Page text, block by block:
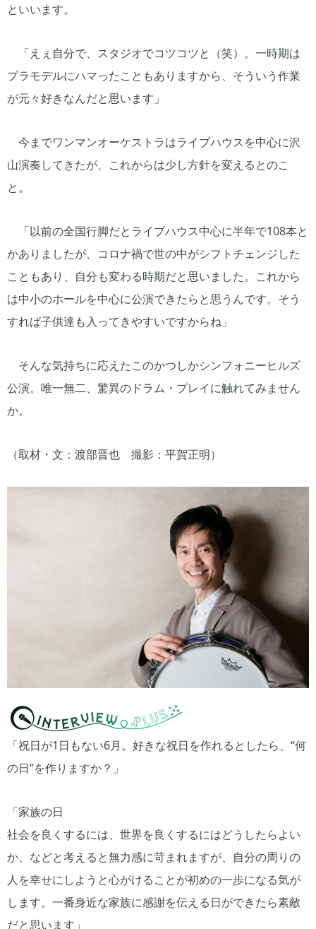
といいます。
「えぇ自分で、スタジオでコツコツと（笑）。一時期は
プラモデルにハマったこともありますから、そういう作業
が元々好きなんだと思います」
今までワンマンオーケストラはライブハウスを中心に沢
山演奏してきたが、これからは少し方針を変えるとのこ
と。
「以前の全国行脚だとライブハウス中心に半年で108本と
かありましたが、コロナ禍で世の中がシフトチェンジした
こともあり、自分も変わる時期だと思いました。これから
は中小のホールを中心に公演できたらと思うんです。そう
すれば子供達も入ってきやすいですからね」
そんな気持ちに応えたこのかつしかシンフォニーヒルズ
公演。唯一無二、驚異のドラム・プレイに触れてみません
か。
（取材・文：渡部晋也 撮影：平賀正明）
「祝日が1日もない6月。好きな祝日を作れるとしたら、“何
の日“を作りますか？」
「家族の日
社会を良くするには、世界を良くするにはどうしたらよい
か、などと考えると無力感に苛まれますが、自分の周りの
人を幸せにしようと心がけることが初めの一歩になる気が
します。一番身近な家族に感謝を伝える日ができたら素敵
だと思います」